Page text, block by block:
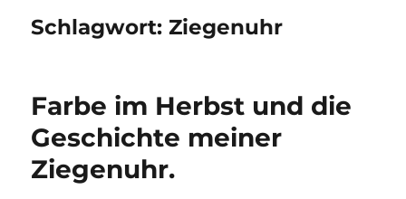
Schlagwort:Ziegenuhr
Farbe im Herbst und die
Geschichte meiner
Ziegenuhr.